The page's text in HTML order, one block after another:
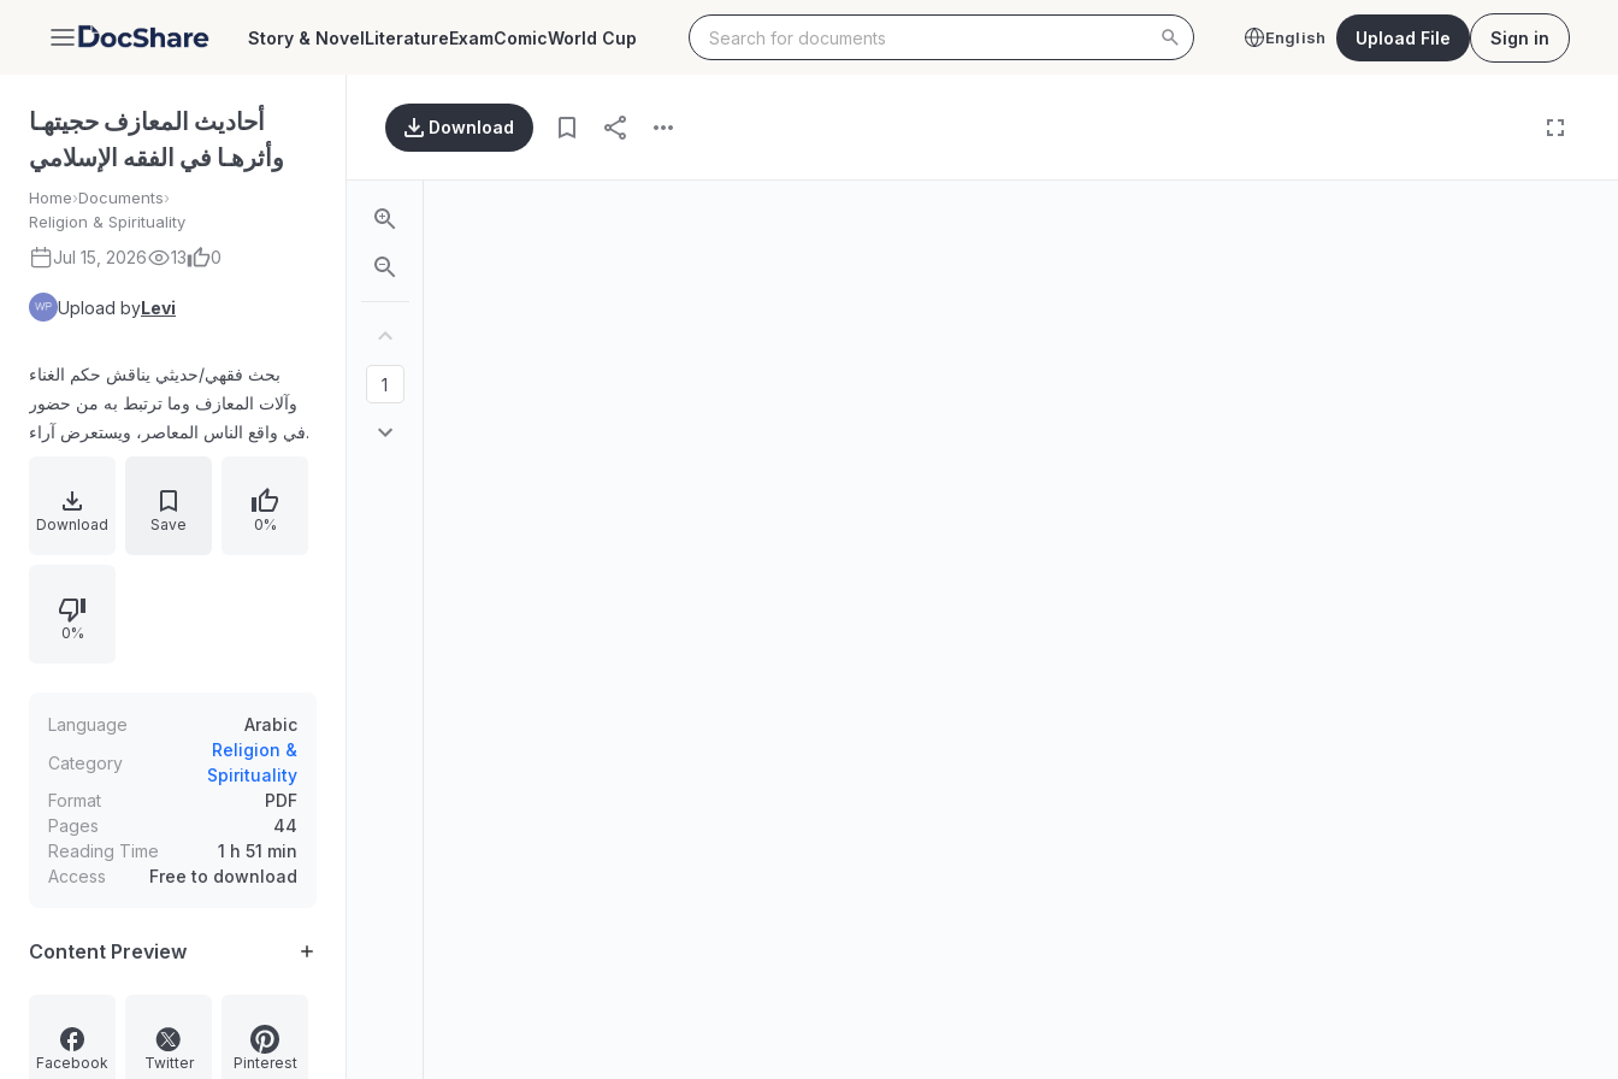
DocShare Story & NovelLiteratureExamComicWorld Cup English Upload File Sign in
أحاديث المعازف حجيتهـا
وأثرهـا في الفقه الإسلامي
Home›Documents›
Religion & Spirituality
Jul 15, 2026 13 0
Upload byLevi
بحث فقهي/حديثي يناقش حكم الغناء
وآلات المعازف وما ترتبط به من حضور
في واقع الناس المعاصر، ويستعرض آراء
يعتمد على الاستدلال بالقرآن الكريم
وأقوال المفسرين والآثار الواردة عن
ترجيح الأحكام وبيان أثرها في الاستنباط
Download Save 0%
0%
Language
Arabic
Category
Religion &
Spirituality
Format
PDF
Pages
44
Reading Time
1 h 51 min
Access
Free to download
Content Preview
Facebook Twitter Pinterest
Download